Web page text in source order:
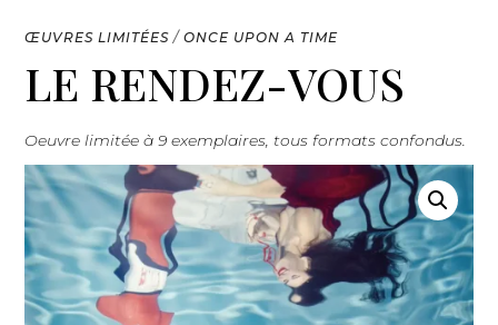
ŒUVRES LIMITÉES /ONCE UPON A TIME
LE RENDEZ-VOUS
Oeuvre limitée à 9 exemplaires, tous formats confondus.